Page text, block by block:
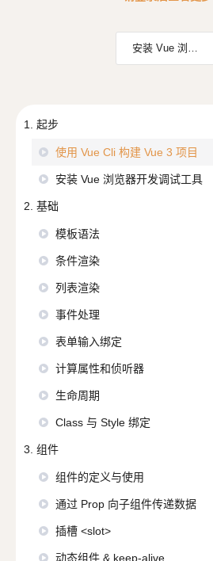
1. 起步
使用 Vue Cli 构建 Vue 3 项目
安装 Vue 浏览器开发调试工具
2. 基础
模板语法
条件渲染
列表渲染
事件处理
表单输入绑定
计算属性和侦听器
生命周期
Class 与 Style 绑定
3. 组件
组件的定义与使用
通过 Prop 向子组件传递数据
插槽 <slot>
动态组件 & keep-alive